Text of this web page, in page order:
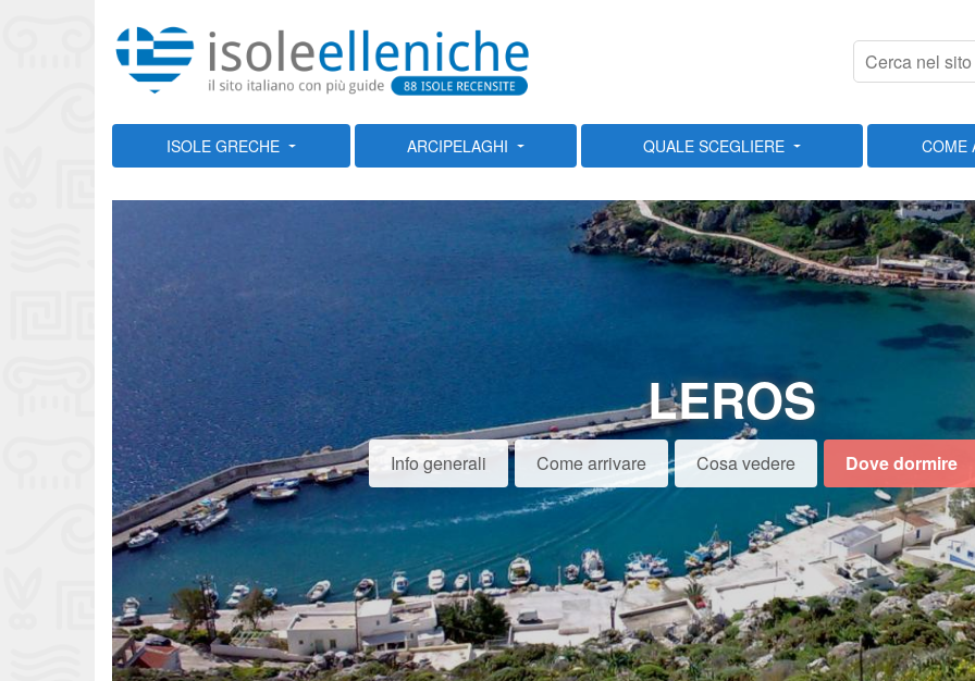
ISOLE GRECHE ARCIPELAGHI QUALE SCEGLIERE COME
LEROS
Info generali Come arrivare Cosa vedere Dove dormire